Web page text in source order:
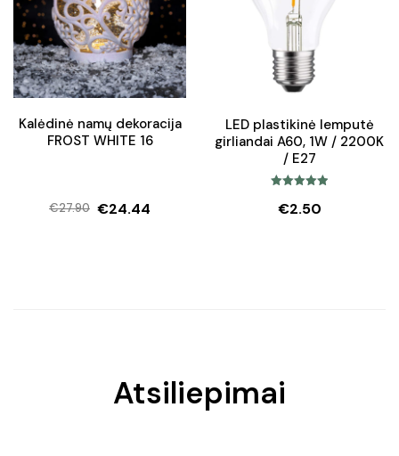
Kalėdinė namų dekoracija
FROST WHITE 16
€27.90
Original
€24.44
Current
LED plastikinė lemputė
girliandai A60, 1W / 2200K
/ E27
5.00iš 5
€2.50
Atsiliepimai